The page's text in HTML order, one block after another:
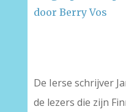
door Berry Vos
De Ierse schrijver
de lezers die zijn